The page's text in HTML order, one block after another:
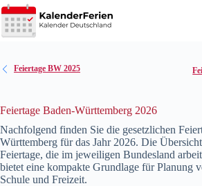
Zum
Inhalt
springen
Feiertage BW 2025
Feiertage Baden-Württemberg 2026
Nachfolgend finden Sie die gesetzlichen
Württemberg für das Jahr 2026. Die
Feiertage, die im jeweiligen Bundesland
bietet eine kompakte Grundlage für Planung
Schule und Freizeit.